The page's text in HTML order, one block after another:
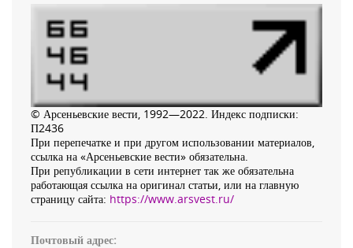
© Арсеньевские вести, 1992—2022. Индекс подписки:
П2436
При перепечатке и при другом использовании материалов,
ссылка на «Арсеньевские вести» обязательна.
При републикации в сети интернет так же обязательна
работающая ссылка на оригинал статьи, или на главную
страницу сайта: https://www.arsvest.ru/
Почтовый адрес: